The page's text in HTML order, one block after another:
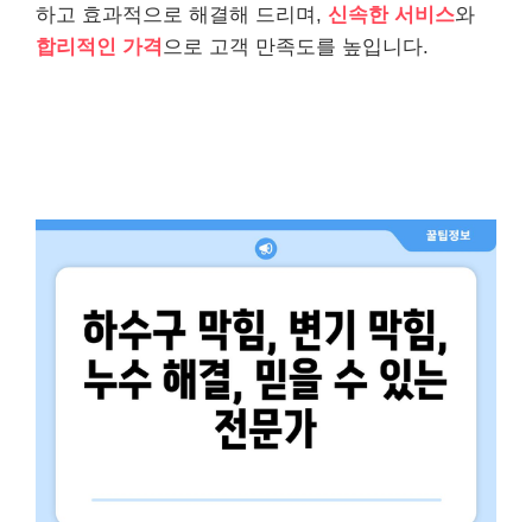
하고 효과적으로 해결해 드리며, 신속한 서비스와
합리적인 가격 으로 고객 만족도를 높입니다.